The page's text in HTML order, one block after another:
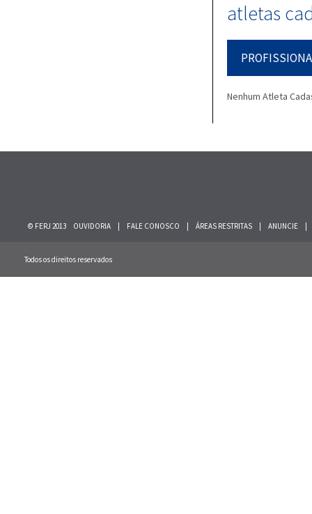
atletas
Nenhum Atleta
© FERJ 2013 OUVIDORIA FALE CONOSCO ÁREAS RESTRITAS ANUNCIE
Todos os direitos reservados